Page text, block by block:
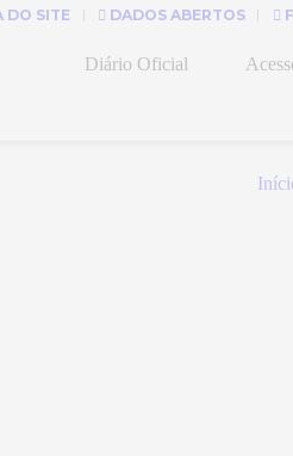
DO SITE DADOS ABERTOS
Diário Oficial